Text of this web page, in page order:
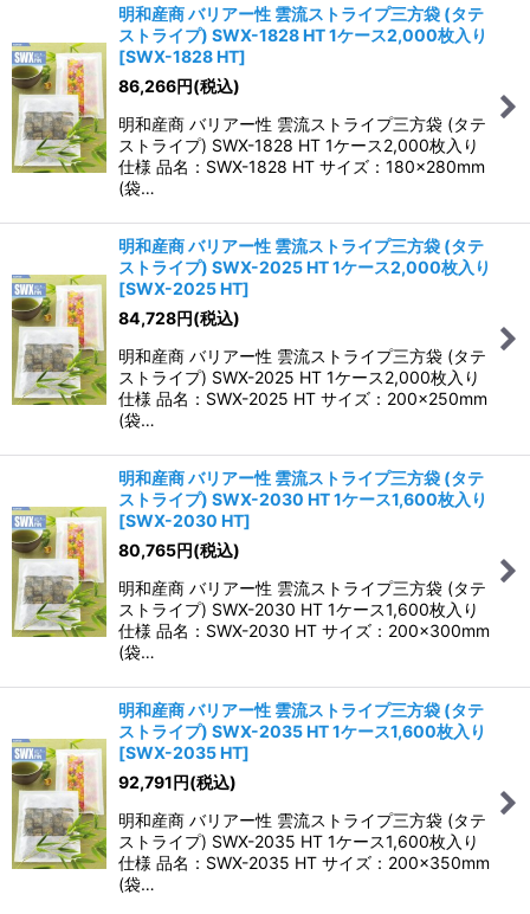
明和産商 バリアー性 雲流ストライプ三方袋 (タテ
ストライプ) SWX-1828 HT 1ケース2,000枚入り
[SWX-1828 HT]
86,266円(税込)
明和産商 バリアー性 雲流ストライプ三方袋 (タテ
ストライプ) SWX-1828 HT 1ケース2,000枚入り
仕様 品名：SWX-1828 HT サイズ：180×280mm
(袋…
明和産商 バリアー性 雲流ストライプ三方袋 (タテ
ストライプ) SWX-2025 HT 1ケース2,000枚入り
[SWX-2025 HT]
84,728円(税込)
明和産商 バリアー性 雲流ストライプ三方袋 (タテ
ストライプ) SWX-2025 HT 1ケース2,000枚入り
仕様 品名：SWX-2025 HT サイズ：200×250mm
(袋…
明和産商 バリアー性 雲流ストライプ三方袋 (タテ
ストライプ) SWX-2030 HT 1ケース1,600枚入り
[SWX-2030 HT]
80,765円(税込)
明和産商 バリアー性 雲流ストライプ三方袋 (タテ
ストライプ) SWX-2030 HT 1ケース1,600枚入り
仕様 品名：SWX-2030 HT サイズ：200×300mm
(袋…
明和産商 バリアー性 雲流ストライプ三方袋 (タテ
ストライプ) SWX-2035 HT 1ケース1,600枚入り
[SWX-2035 HT]
92,791円(税込)
明和産商 バリアー性 雲流ストライプ三方袋 (タテ
ストライプ) SWX-2035 HT 1ケース1,600枚入り
仕様 品名：SWX-2035 HT サイズ：200×350mm
(袋…